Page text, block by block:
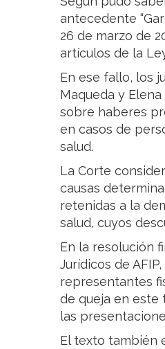
antecedente
26 de marzo de
artículos de la
En ese fallo, los
Maqueda y
sobre haberes
en casos de
salud.
La Corte
causas
retenidas a la
salud, cuyos
En la resolución
Jurídicos de
representantes
de queja en este
las
El texto también